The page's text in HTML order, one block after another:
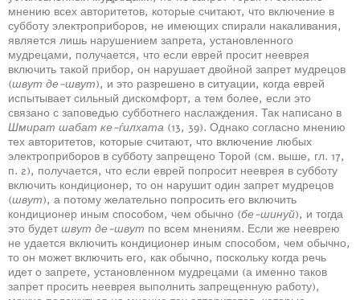
мнению всех авторитетов, которые считают, что включение в
субботу электроприборов, не имеющих спирали накаливания,
является лишь нарушением запрета, установленного
мудрецами, получается, что если еврей просит нееврея
включить такой прибор, он нарушает двойной запрет мудрецов
(швут де-швут), и это разрешено в ситуации, когда еврей
испытывает сильный дискомфорт, а тем более, если это
связано с заповедью субботнего наслаждения. Так написано в
Шмират шабат ке-ѓилхата (13, 39). Однако согласно мнению
тех авторитетов, которые считают, что включение любых
электроприборов в субботу запрещено Торой (см. выше, гл. 17,
п. 2), получается, что если еврей попросит нееврея в субботу
включить кондиционер, то он нарушит один запрет мудрецов
(швут), а потому желательно попросить его включить
кондиционер иным способом, чем обычно (бе-шинуй), и тогда
это будет швут де-швут по всем мнениям. Если же нееврею
не удается включить кондиционер иным способом, чем обычно,
то он может включить его, как обычно, поскольку когда речь
идет о запрете, установленном мудрецами (а именно таков
запрет просить нееврея выполнить запрещенную работу),